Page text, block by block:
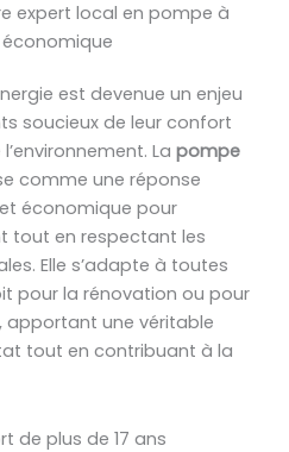
expert local en pompe à
est devenue un enjeu
soucieux de leur confort
La pompe
comme une réponse
économique pour
tout en respectant les
Elle s’adapte à toutes
pour la rénovation ou pour
apportant une véritable
tout en contribuant à la
de plus de 17 ans